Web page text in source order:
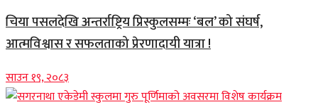
चिया पसलदेखि अन्तर्राष्ट्रिय प्रिस्कुलसम्मः ‘बल’ को संघर्ष,
आत्मविश्वास र सफलताको प्रेरणादायी यात्रा !
साउन १९, २०८३